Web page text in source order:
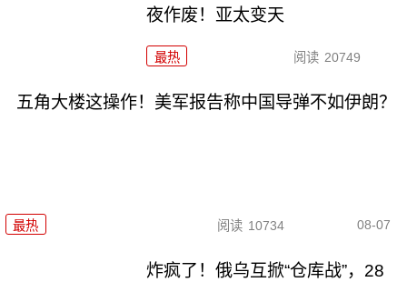
夜作废！亚太变天
最热 阅读 20749
五角大楼这操作！美军报告称中国导弹不如伊朗？
最热 阅读 10734 08-07
炸疯了！俄乌互掀“仓库战”，28